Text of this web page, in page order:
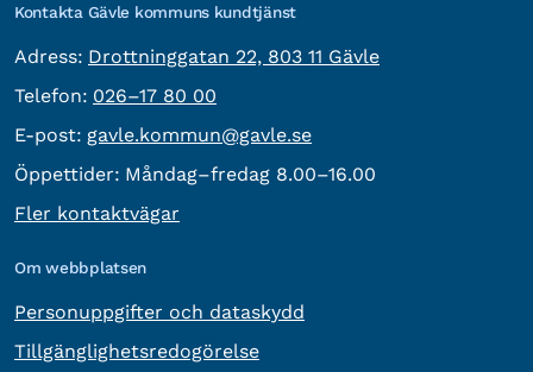
Kontakta Gävle kommuns kundtjänst
Adress: besöksadress:
Drottninggatan 22, 803 11 Gävle
Telefon: Telefon:
026–17 80 00
E-post: E-post:
gavle.kommun@gavle.se
Öppettider: Måndag–fredag 8.00–16.00
Fler kontaktvägar
Om webbplatsen
Personuppgifter och dataskydd
Tillgänglighetsredogörelse